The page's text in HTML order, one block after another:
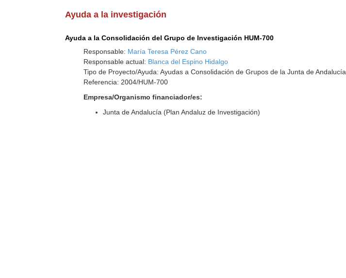
Ayuda a la investigación
Ayuda a la Consolidación del Grupo de Investigación HUM-700
Responsable: María Teresa Pérez Cano
Responsable actual: Blanca del Espino Hidalgo
Tipo de Proyecto/Ayuda: Ayudas a Consolidación de Grupos de la Junta de Andalucía
Referencia: 2004/HUM-700
Empresa/Organismo financiador/es:
Junta de Andalucía (Plan Andaluz de Investigación)